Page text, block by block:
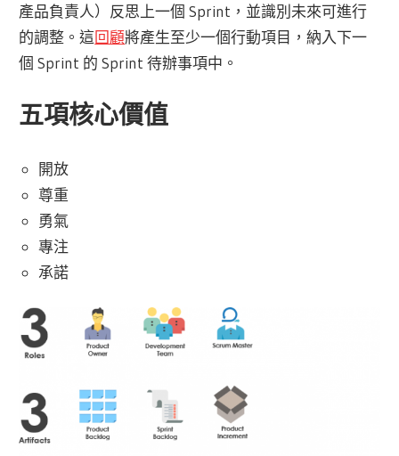
產品負責人）反思上一個 Sprint，並識別未來可進行
的調整。這回顧將產生至少一個行動項目，納入下一
個 Sprint 的 Sprint 待辦事項中。
五項核心價值
開放
尊重
勇氣
專注
承諾